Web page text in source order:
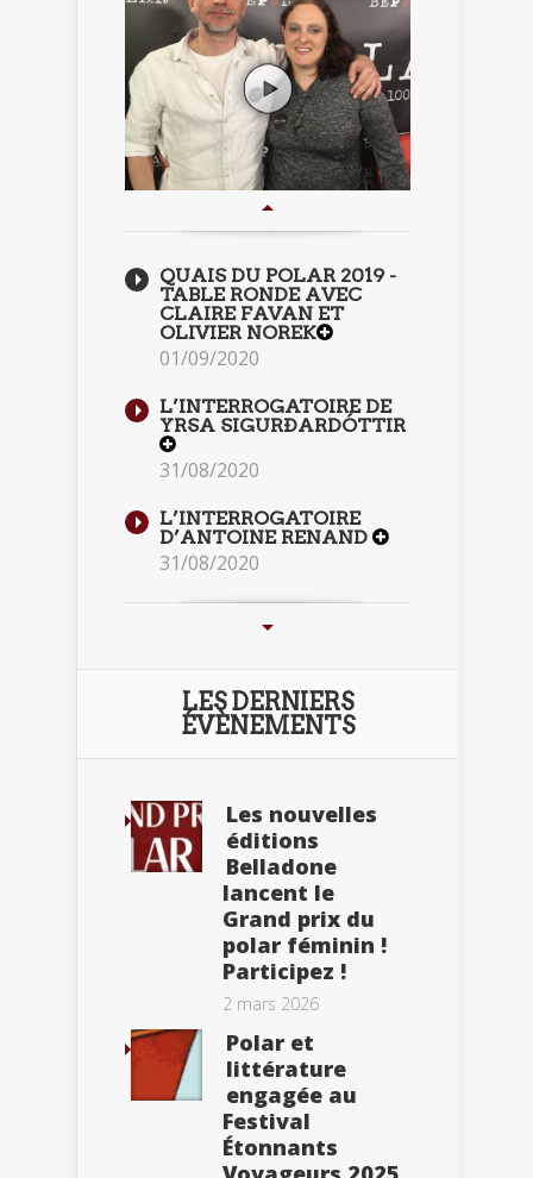
QUAIS DU POLAR 2019 -
TABLE RONDE AVEC
CLAIRE FAVAN ET
OLIVIER NOREK
01/09/2020
L’INTERROGATOIRE DE
YRSA SIGURÐARDÓTTIR
31/08/2020
L’INTERROGATOIRE
D’ANTOINE RENAND
31/08/2020
LES DERNIERS
ÉVÈNEMENTS
Les nouvelles
éditions
Belladone
lancent le
Grand prix du
polar féminin !
Participez !
2 mars 2026
Polar et
littérature
engagée au
Festival
Étonnants